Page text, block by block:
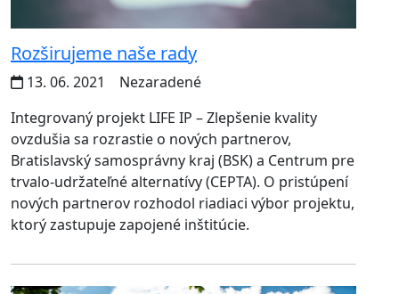
Rozširujeme naše rady
13. 06. 2021
Nezaradené
Integrovaný projekt LIFE IP – Zlepšenie kvality
ovzdušia sa rozrastie o nových partnerov,
Bratislavský samosprávny kraj (BSK) a Centrum pre
trvalo-udržateľné alternatívy (CEPTA). O pristúpení
nových partnerov rozhodol riadiaci výbor projektu,
ktorý zastupuje zapojené inštitúcie.